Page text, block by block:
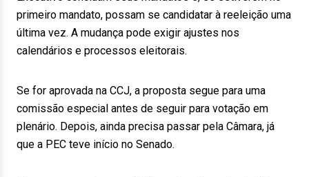
primeiro mandato, possam se candidatar à reeleição uma
última vez. A mudança pode exigir ajustes nos
calendários e processos eleitorais.
Se for aprovada na CCJ, a proposta segue para uma
comissão especial antes de seguir para votação em
plenário. Depois, ainda precisa passar pela Câmara, já
que a PEC teve início no Senado.